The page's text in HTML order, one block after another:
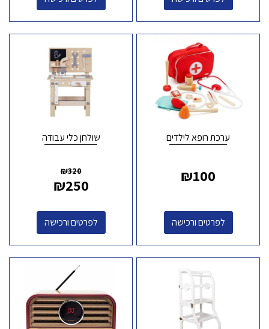
ערכת רופא לילדים
₪100
לפרטים ורכישה
שולחן כלי עבודה
₪320
₪250
לפרטים ורכישה